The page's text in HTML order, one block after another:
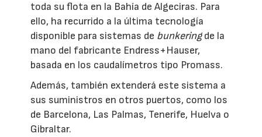
toda su flota en la Bahía de Algeciras. Para
ello, ha recurrido a la última tecnología
disponible para sistemas de bunkeringde la
mano del fabricante Endress+Hauser,
basada en los caudalímetros tipo Promass.
Además, también extenderá este sistema a
sus suministros en otros puertos, como los
de Barcelona, Las Palmas, Tenerife, Huelva o
Gibraltar.